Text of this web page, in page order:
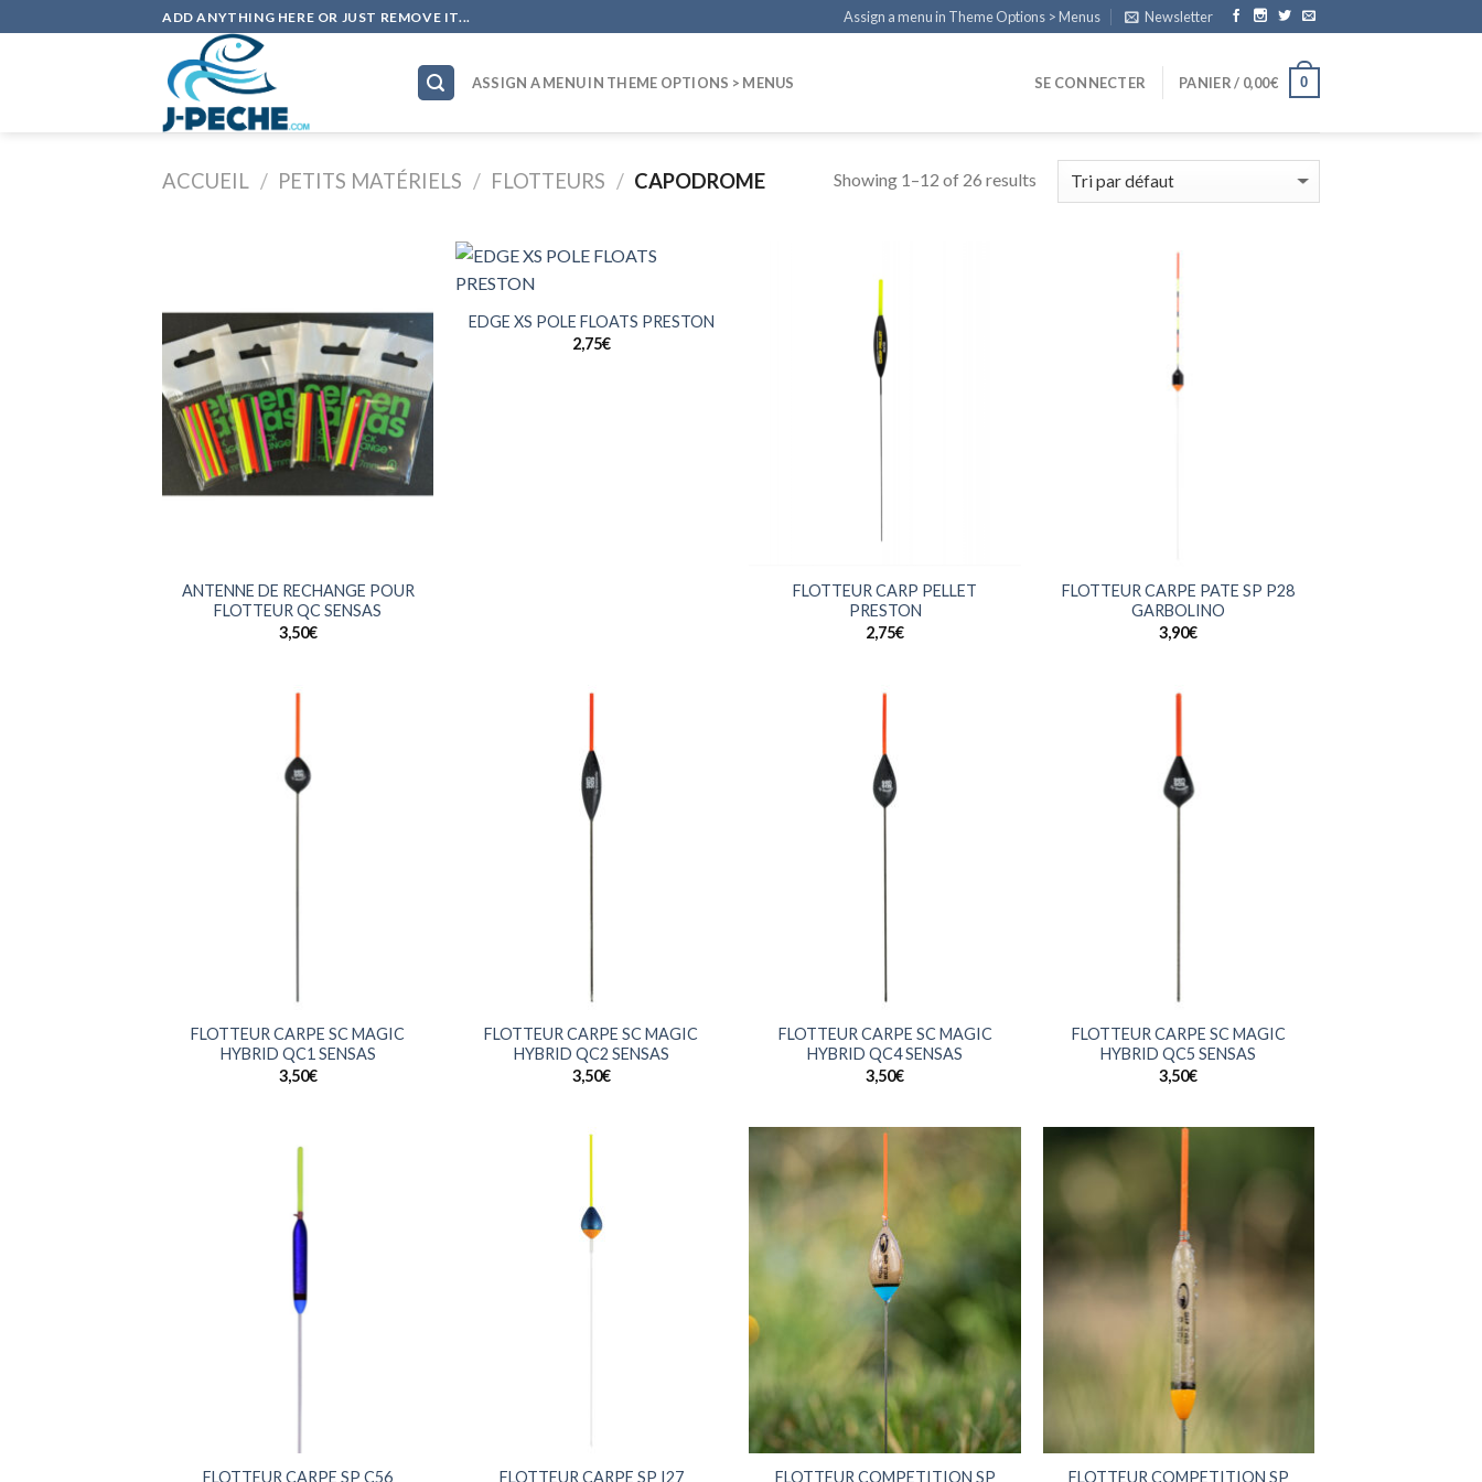
to
ADD ANYTHING HERE OR JUST REMOVE IT... Assign a menu in Theme Options > Menus Newsletter
ASSIGN A MENU IN THEME OPTIONS > MENUS SE CONNECTER PANIER / 0,00€ 0
ACCUEIL / PETITS MATÉRIELS / FLOTTEURS / CAPODROME Showing 1–12 of 26 results
ANTENNE DE RECHANGE POUR
FLOTTEUR QC SENSAS
3,50€
+
EDGE XS POLE FLOATS PRESTON
2,75€
FLOTTEUR CARP PELLET
PRESTON
2,75€
FLOTTEUR CARPE PATE SP P28
GARBOLINO
3,90€
FLOTTEUR CARPE SC MAGIC
HYBRID QC1 SENSAS
3,50€
FLOTTEUR CARPE SC MAGIC
HYBRID QC2 SENSAS
3,50€
FLOTTEUR CARPE SC MAGIC
HYBRID QC4 SENSAS
3,50€
FLOTTEUR CARPE SC MAGIC
HYBRID QC5 SENSAS
3,50€
FLOTTEUR CARPE SP C56 FLOTTEUR CARPE SP I27
+
FLOTTEUR COMPETITION SP FLOTTEUR COMPETITION SP